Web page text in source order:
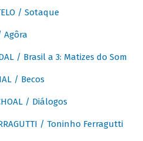
/ Sotaque
Agôra
/ Brasil a 3: Matizes do Som
/ Becos
/ Diálogos
/ Toninho Ferragutti